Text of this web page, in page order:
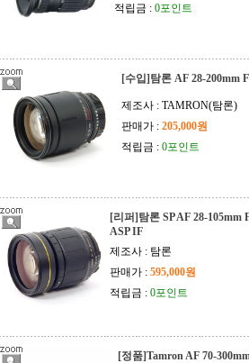
적립금 : 0포인트
[수입]탐론 AF 28-200mm
제조사 : TAMRON(탐론)
판매가 : 205,000원
적립금 : 0포인트
[리퍼]탐론 SP AF 28-105mm
ASP IF
제조사 : 탐론
판매가 : 595,000원
적립금 : 0포인트
[정품]Tamron AF 70-